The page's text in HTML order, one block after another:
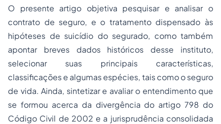
O presente artigo objetiva pesquisar e analisar o
contrato de seguro, e o tratamento dispensado às
hipóteses de suicídio do segurado, como também
apontar breves dados históricos desse instituto,
selecionar suas principais características,
classificações e algumas espécies, tais como o seguro
de vida. Ainda, sintetizar e avaliar o entendimento que
se formou acerca da divergência do artigo 798 do
Código Civil de 2002 e a jurisprudência consolidada